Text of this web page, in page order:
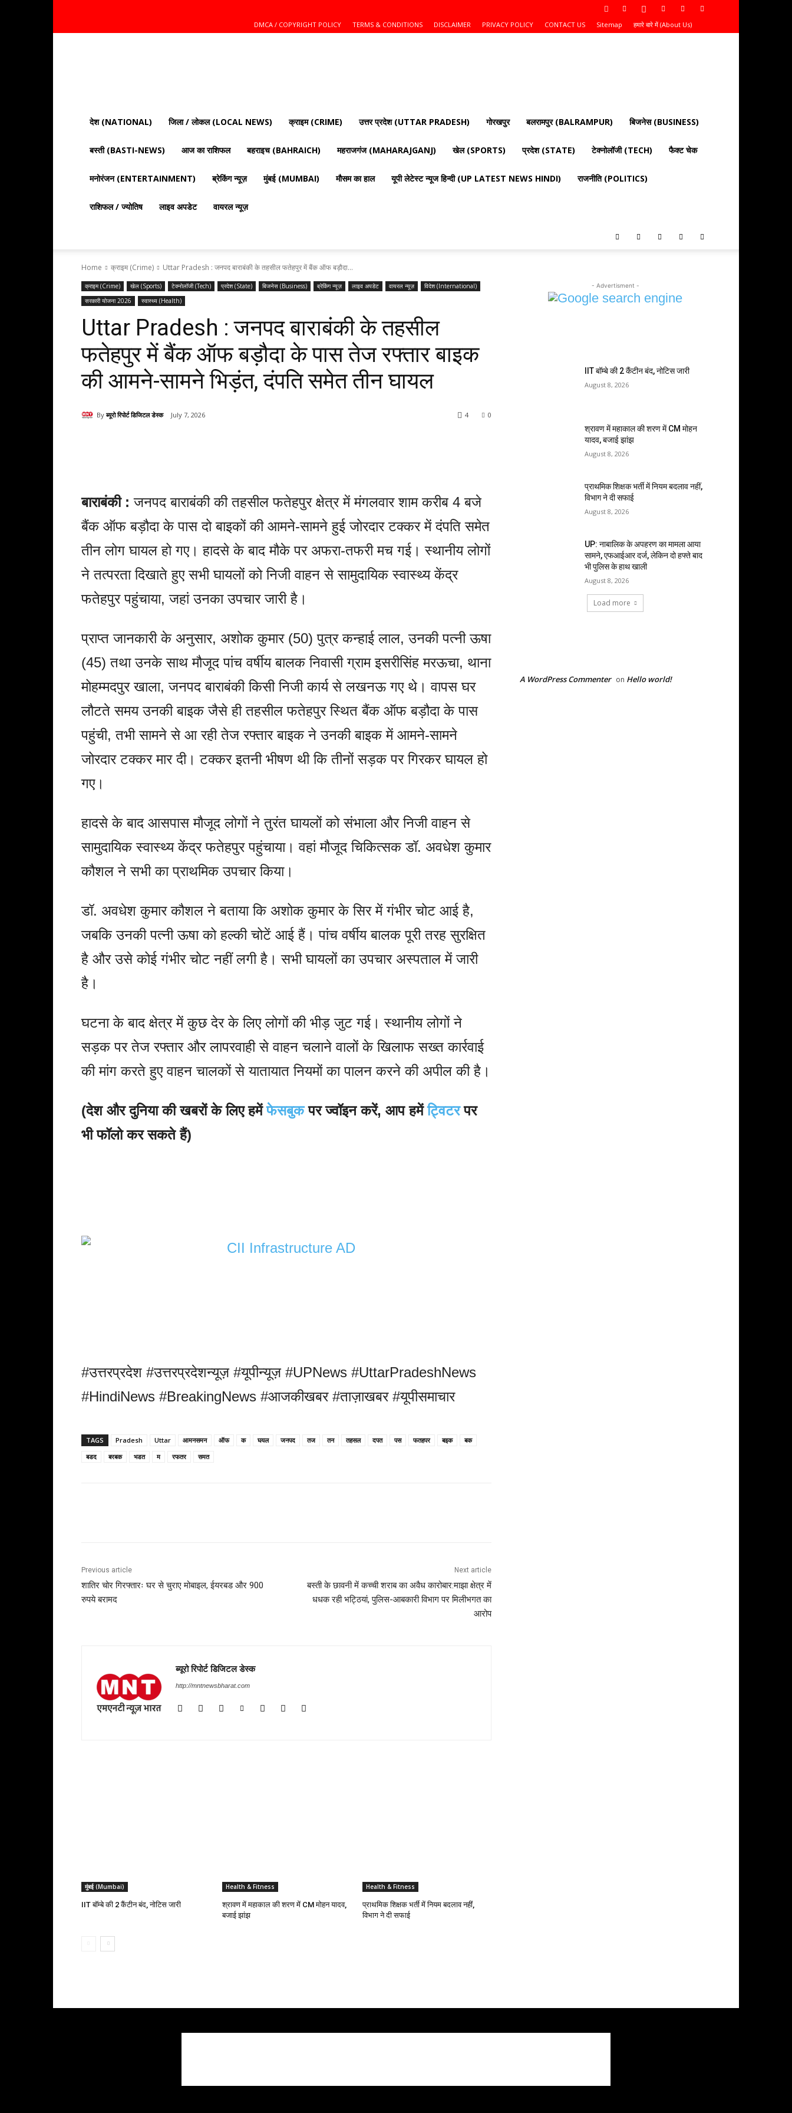
DMCA / COPYRIGHT POLICY TERMS & CONDITIONS DISCLAIMER PRIVACY POLICY CONTACT US Sitemap हमारे बारे में (About Us)
की
ताज़ा
राजनीति,
और
दुनिया
की
देश (NATIONAL) जिला / लोकल (LOCAL NEWS) क्राइम (CRIME) उत्तर प्रदेश (UTTAR PRADESH) गोरखपुर बलरामपुर (BALRAMPUR) बिजनेस (BUSINESS)
बस्ती (BASTI-NEWS) आज का राशिफल बहराइच (BAHRAICH) महराजगंज (MAHARAJGANJ) खेल (SPORTS) प्रदेश (STATE) टेक्नोलॉजी (TECH) फैक्ट चेक
मनोरंजन (ENTERTAINMENT) ब्रेकिंग न्यूज़ मुंबई (MUMBAI) मौसम का हाल यूपी लेटेस्ट न्यूज हिन्दी (UP LATEST NEWS HINDI) राजनीति (POLITICS)
राशिफल / ज्योतिष लाइव अपडेट वायरल न्यूज़
Home क्राइम (Crime) Uttar Pradesh : जनपद बाराबंकी के तहसील फतेहपुर में बैंक ऑफ बड़ौदा...
क्राइम (Crime) खेल (Sports) टेक्नोलॉजी (Tech) प्रदेश (State) बिजनेस (Business) ब्रेकिंग न्यूज़ लाइव अपडेट वायरल न्यूज़
विदेश (International)
सरकारी योजना 2026
स्वास्थ्य (Health)
Uttar Pradesh : जनपद बाराबंकी के तहसील
फतेहपुर में बैंक ऑफ बड़ौदा के पास तेज रफ्तार बाइक
की आमने-सामने भिड़ंत, दंपति समेत तीन घायल
By ब्यूरो रिपोर्ट डिजिटल डेस्क July 7, 2026 0
4
बाराबंकी : जनपद बाराबंकी की तहसील फतेहपुर क्षेत्र में मंगलवार शाम करीब 4 बजे
बैंक ऑफ बड़ौदा के पास दो बाइकों की आमने-सामने हुई जोरदार टक्कर में दंपति समेत
तीन लोग घायल हो गए। हादसे के बाद मौके पर अफरा-तफरी मच गई। स्थानीय लोगों
ने तत्परता दिखाते हुए सभी घायलों को निजी वाहन से सामुदायिक स्वास्थ्य केंद्र
फतेहपुर पहुंचाया, जहां उनका उपचार जारी है।
प्राप्त जानकारी के अनुसार, अशोक कुमार (50) पुत्र कन्हाई लाल, उनकी पत्नी ऊषा
(45) तथा उनके साथ मौजूद पांच वर्षीय बालक निवासी ग्राम इसरीसिंह मरऊचा, थाना
मोहम्मदपुर खाला, जनपद बाराबंकी किसी निजी कार्य से लखनऊ गए थे। वापस घर
लौटते समय उनकी बाइक जैसे ही तहसील फतेहपुर स्थित बैंक ऑफ बड़ौदा के पास
पहुंची, तभी सामने से आ रही तेज रफ्तार बाइक ने उनकी बाइक में आमने-सामने
जोरदार टक्कर मार दी। टक्कर इतनी भीषण थी कि तीनों सड़क पर गिरकर घायल हो
गए।
हादसे के बाद आसपास मौजूद लोगों ने तुरंत घायलों को संभाला और निजी वाहन से
सामुदायिक स्वास्थ्य केंद्र फतेहपुर पहुंचाया। वहां मौजूद चिकित्सक डॉ. अवधेश कुमार
कौशल ने सभी का प्राथमिक उपचार किया।
डॉ. अवधेश कुमार कौशल ने बताया कि अशोक कुमार के सिर में गंभीर चोट आई है,
जबकि उनकी पत्नी ऊषा को हल्की चोटें आई हैं। पांच वर्षीय बालक पूरी तरह सुरक्षित
है और उसे कोई गंभीर चोट नहीं लगी है। सभी घायलों का उपचार अस्पताल में जारी
है।
घटना के बाद क्षेत्र में कुछ देर के लिए लोगों की भीड़ जुट गई। स्थानीय लोगों ने
सड़क पर तेज रफ्तार और लापरवाही से वाहन चलाने वालों के खिलाफ सख्त कार्रवाई
की मांग करते हुए वाहन चालकों से यातायात नियमों का पालन करने की अपील की है।
(देश और दुनिया की खबरों के लिए हमेंफेसबुकपर ज्वॉइन करें, आप हमेंट्विटरपर
भी फॉलो कर सकते हैं)
#उत्तरप्रदेश #उत्तरप्रदेशन्यूज़ #यूपीन्यूज़ #UPNews #UttarPradeshNews
#HindiNews #BreakingNews #आजकीखबर #ताज़ाखबर #यूपीसमाचार
TAGS Pradesh Uttar आमनसमन ऑफ क घयल जनपद तज तन तहसल दपत पस फतहपर बइक
बक
बडद
बरबक भडत म रफतर समत
Previous article
शातिर चोर गिरफ्तारः घर से चुराए मोबाइल, ईयरबड और 900
रुपये बरामद
Next article
बस्ती के छावनी में कच्ची शराब का अवैध कारोबार:माझा क्षेत्र में
धधक रही भट्ठियां, पुलिस-आबकारी विभाग पर मिलीभगत का
आरोप
ब्यूरो रिपोर्ट डिजिटल डेस्क
http://mntnewsbharat.com
मुंबई (Mumbai)
IIT बॉम्बे की 2 कैंटीन बंद, नोटिस जारी
Health & Fitness
श्रावण में महाकाल की शरण में CM मोहन यादव,
बजाई झांझ
Health & Fitness
प्राथमिक शिक्षक भर्ती में नियम बदलाव नहीं,
विभाग ने दी सफाई
- Advertisment -
IIT बॉम्बे की 2 कैंटीन बंद, नोटिस जारी
August 8, 2026
श्रावण में महाकाल की शरण में CM मोहन
यादव, बजाई झांझ
August 8, 2026
प्राथमिक शिक्षक भर्ती में नियम बदलाव नहीं,
विभाग ने दी सफाई
August 8, 2026
UP: नाबालिक के अपहरण का मामला आया
सामने, एफआईआर दर्ज, लेकिन दो हफ्ते बाद
भी पुलिस के हाथ खाली
August 8, 2026
Load more
A WordPress Commenter on Hello world!